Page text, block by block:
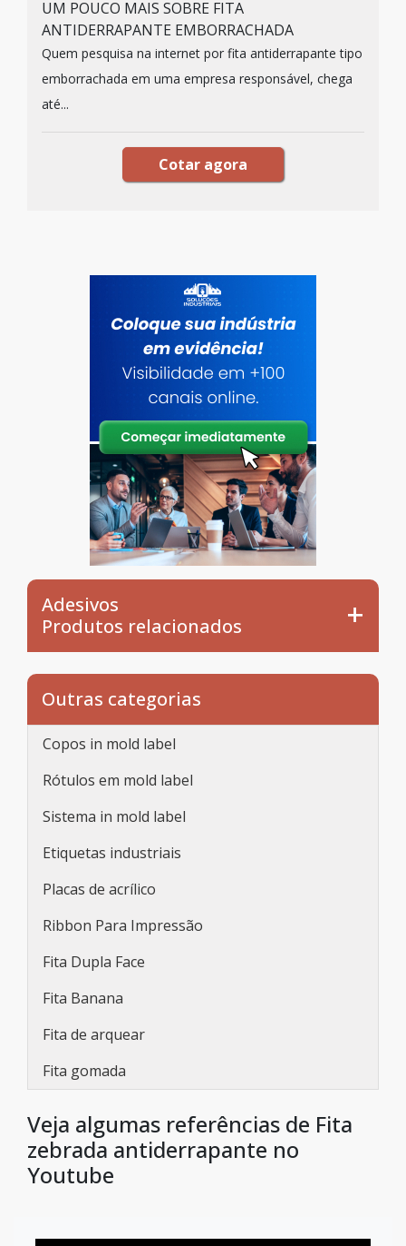
UM POUCO MAIS SOBRE FITA
ANTIDERRAPANTE EMBORRACHADA
Quem pesquisa na internet por fita antiderrapante tipo
emborrachada em uma empresa responsável, chega
até...
Cotar agora
Adesivos
Produtos relacionados
Outras categorias
Copos in mold label
Rótulos em mold label
Sistema in mold label
Etiquetas industriais
Placas de acrílico
Ribbon Para Impressão
Fita Dupla Face
Fita Banana
Fita de arquear
Fita gomada
Veja algumas referências de Fita
zebrada antiderrapante no
Youtube